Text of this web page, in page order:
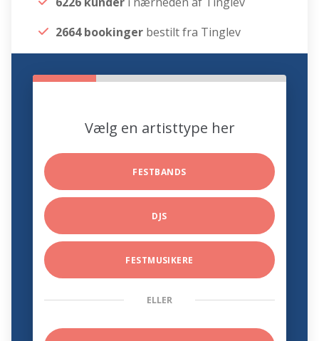
2664 bookinger bestilt fra Tinglev
Vælg en artisttype her
FESTBANDS
DJS
FESTMUSIKERE
ELLER